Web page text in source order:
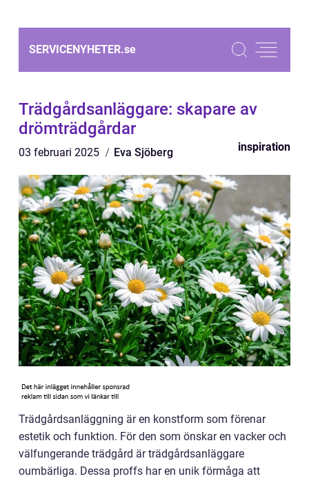
SERVICENYHETER.se
Trädgårdsanläggare: skapare av
drömträdgårdar
03 februari 2025 Eva Sjöberg inspiration
Trädgårdsanläggning är en konstform som förenar
estetik och funktion. För den som önskar en vacker och
välfungerande trädgård är trädgårdsanläggare
oumbärliga. Dessa proffs har en unik förmåga att